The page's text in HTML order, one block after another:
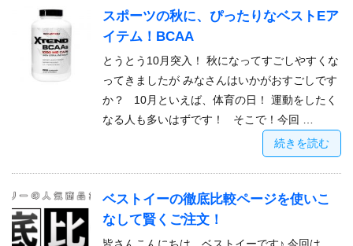
スポーツの秋に、ぴったりなベストEア
イテム！BCAA
とうとう10月突入！ 秋になってすごしやすくな
ってきましたが みなさんはいかがおすごしです
か？ 10月といえば、体育の日！ 運動をしたく
なる人も多いはずです！ そこで！今回 …
続きを読む
ベストイーの徹底比較ページを使いこ
なして賢くご注文！